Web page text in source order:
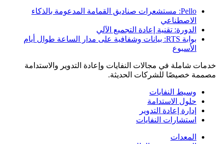
Pello: مستشعرات صناديق القمامة المدعومة بالذكاء
الاصطناعي
الدورة: تقنية إعادة التجميع الآلي
بوابة RTS: بيانات وشفافية على مدار الساعة طوال أيام
الأسبوع
خدمات شاملة في مجالات النفايات وإعادة التدوير والاستدامة
مصممة خصيصًا للشركات الحديثة.
وسيط النفايات
حلول الاستدامة
إدارة إعادة التدوير
استشارات النفايات
المعدات